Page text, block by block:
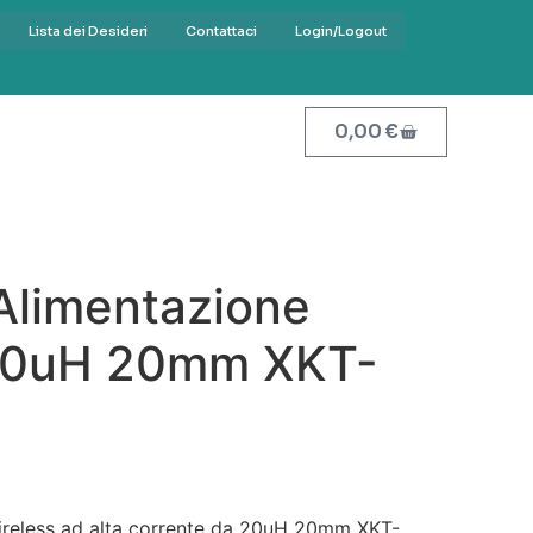
Lista dei Desideri Contattaci Login/Logout
0,00€
20mm XKT-